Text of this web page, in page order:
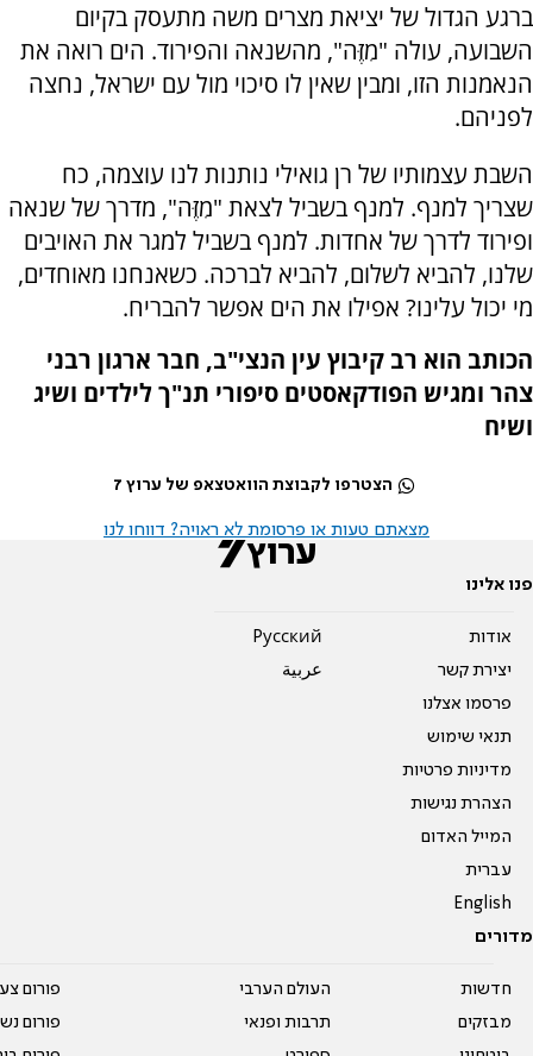
ברגע הגדול של יציאת מצרים משה מתעסק בקיום
השבועה, עולה "מִזֶּה", מהשנאה והפירוד. הים רואה את
הנאמנות הזו, ומבין שאין לו סיכוי מול עם ישראל, נחצה
לפניהם.
השבת עצמותיו של רן גואילי נותנות לנו עוצמה, כח
שצריך למנף. למנף בשביל לצאת "מִזֶּה", מדרך של שנאה
ופירוד לדרך של אחדות. למנף בשביל למגר את האויבים
שלנו, להביא לשלום, להביא לברכה. כשאנחנו מאוחדים,
מי יכול עלינו? אפילו את הים אפשר להבריח.
הכותב הוא רב קיבוץ עין הנצי"ב, חבר ארגון רבני
צהר ומגיש הפודקאסטים סיפורי תנ"ך לילדים ושיג
ושיח
הצטרפו לקבוצת הוואטצאפ של ערוץ 7
מצאתם טעות או פרסומת לא ראויה? דווחו לנו
פנו אלינו
אודות
יצירת קשר
פרסמו אצלנו
תנאי שימוש
מדיניות פרטיות
הצהרת נגישות
המייל האדום
עברית
English
Pусский
عربية
מדורים
חדשות
מבזקים
העולם הערבי
תרבות ופנאי
פורום
פורום